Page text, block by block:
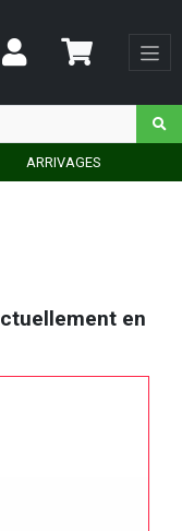
ARRIVAGES
en